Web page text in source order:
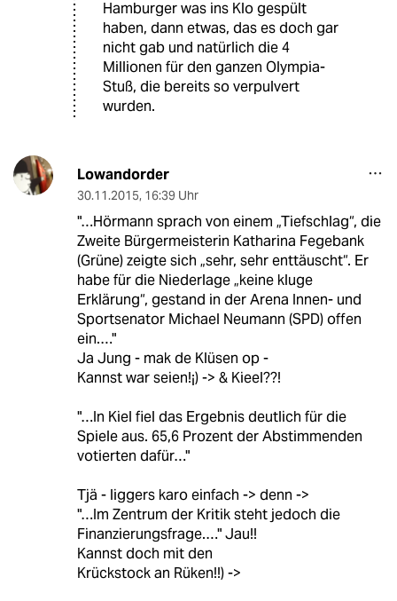
Hamburger was ins Klo gespült
haben, dann etwas, das es doch gar
nicht gab und natürlich die 4
Millionen für den ganzen Olympia-
Stuß, die bereits so verpulvert
wurden.
Lowandorder
30.11.2015, 16:39 Uhr
"…Hörmann sprach von einem „Tiefschlag“, die
Zweite Bürgermeisterin Katharina Fegebank
(Grüne) zeigte sich „sehr, sehr enttäuscht“. Er
habe für die Niederlage „keine kluge
Erklärung“, gestand in der Arena Innen- und
Sportsenator Michael Neumann (SPD) offen
ein.…"
Ja Jung - mak de Klüsen op -
Kannst war seien!¡) -> & Kieel??!
"…In Kiel fiel das Ergebnis deutlich für die
Spiele aus. 65,6 Prozent der Abstimmenden
votierten dafür…"
Tjä - liggers karo einfach -> denn ->
"…Im Zentrum der Kritik steht jedoch die
Finanzierungsfrage.…" Jau!!
Kannst doch mit den
Krückstock an Rüken!!) ->